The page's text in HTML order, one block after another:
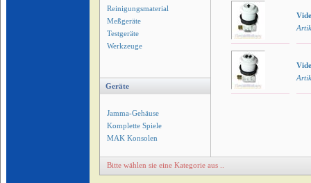
Reinigungsmaterial
Meßgeräte
Testgeräte
Werkzeuge
Geräte
Jamma-Gehäuse
Komplette Spiele
MAK Konsolen
Bitte wählen sie eine Kategorie aus ..